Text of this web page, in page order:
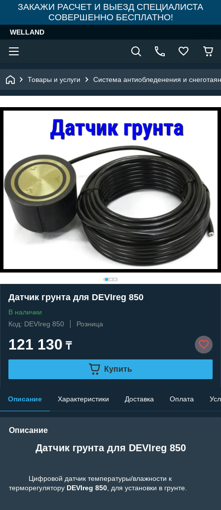
ЗАКАЖИ РАСЧЕТ И ВЫЕЗД СПЕЦИАЛИСТА
СОВЕРШЕННО БЕСПЛАТНО!
WELLAND
Товары и услуги Система антиобледенения и
Датчик грунта для DEVIreg 850
В наличии
Код: DEVIreg 850
Розница
121 130 ₸
Купить
Описание Характеристики Доставка Оплата
Описание
Датчик грунта для DEVIreg 850
Цифровой датчик температуры/влажности к
терморегулятору DEVIreg 850, для установки в грунте.